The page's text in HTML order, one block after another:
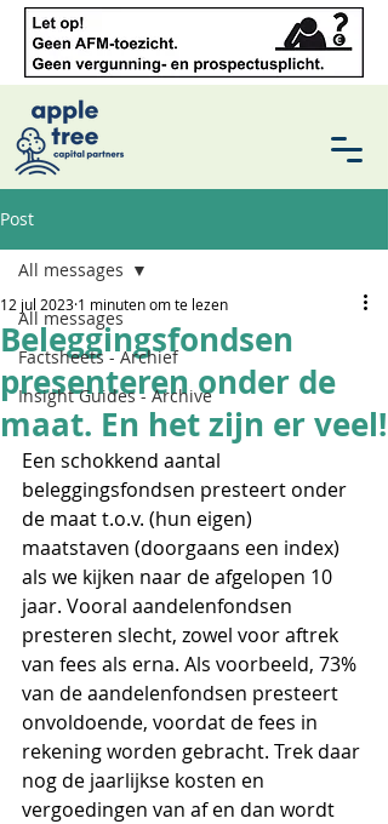
Post
All messages
Factsheets - Archief
Insight Guides - Archive
All messages
Beleggingsfondsen
presenteren onder de
maat. En het zijn er veel!
12 jul 2023 1 minuten om te lezen
Een schokkend aantal
beleggingsfondsen presteert onder
de maat t.o.v. (hun eigen)
maatstaven (doorgaans een index)
als we kijken naar de afgelopen 10
jaar. Vooral aandelenfondsen
presteren slecht, zowel voor aftrek
van fees als erna. Als voorbeeld, 73%
van de aandelenfondsen presteert
onvoldoende, voordat de fees in
rekening worden gebracht. Trek daar
nog de jaarlijkse kosten en
vergoedingen van af en dan wordt